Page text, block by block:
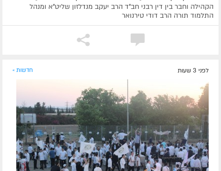
הקהילה וחבר בין דין רבני חב"ד הרב יעקב מנדלזון שליט"א ומנהל
התלמוד תורה הרב דודי טירנואר
לפני 3 שעות חדשות »